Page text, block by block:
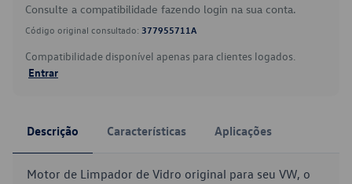
Consulte a compatibilidade fazendo login na sua conta.
Código original consultado: 377955711A
Compatibilidade disponível apenas para clientes logados.
Entrar
Descrição Características Aplicações
Motor de Limpador de Vidro original para seu VW, o